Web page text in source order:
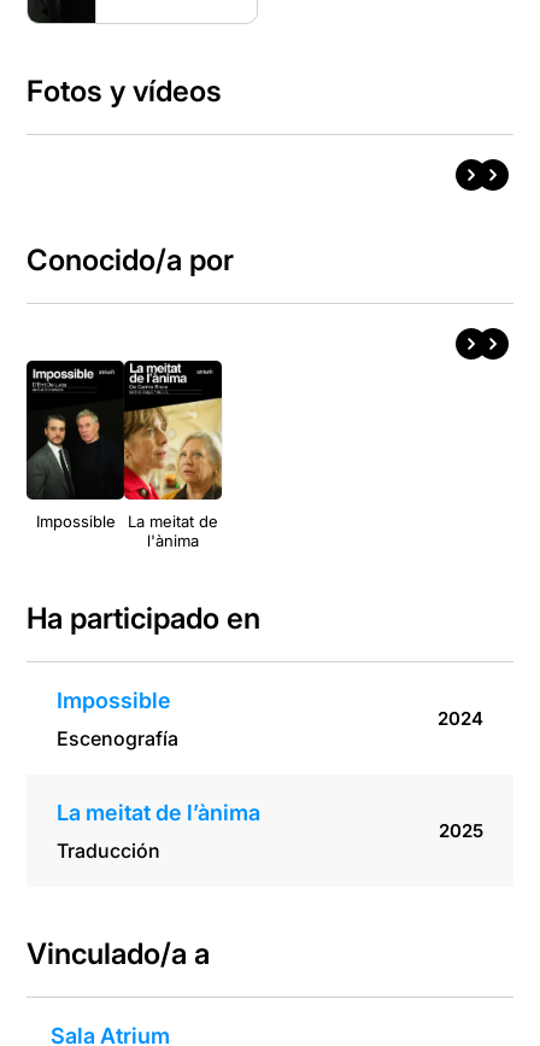
Fotos y vídeos
Conocido/a por
Impossible
La meitat de
l'ànima
Ha participado en
Impossible
Escenografía
2024
La meitat de l’ànima
Traducción
2025
Vinculado/a a
Sala Atrium